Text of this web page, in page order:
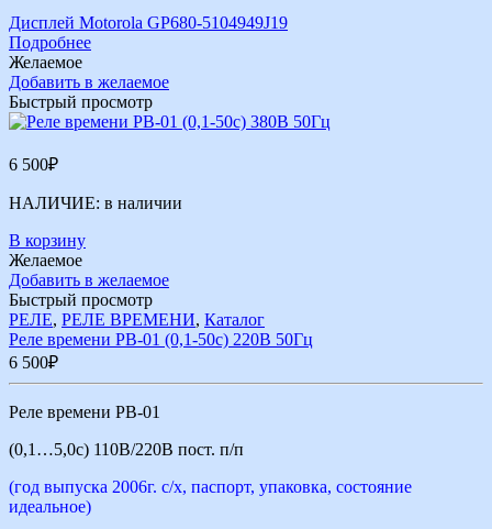
Дисплей Motorola GP680-5104949J19
Подробнее
Желаемое
Добавить в желаемое
Быстрый просмотр
6 500₽
НАЛИЧИЕ: в наличии
В корзину
Желаемое
Добавить в желаемое
Быстрый просмотр
РЕЛЕ, РЕЛЕ ВРЕМЕНИ, Каталог
Реле времени РВ-01 (0,1-50с) 220В 50Гц
6 500₽
Реле времени РВ-01
(0,1…5,0с) 110В/220В пост. п/п
(год выпуска 2006г. с/х, паспорт, упаковка, состояние
идеальное)